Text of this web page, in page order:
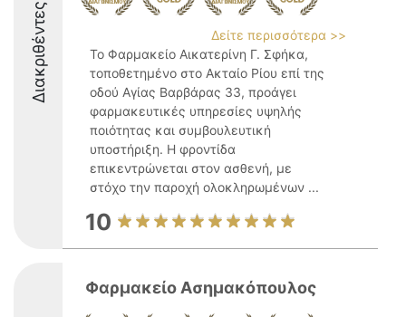
Διακριθέντες
Δείτε περισσότερα >>
Το Φαρμακείο Αικατερίνη Γ. Σφήκα,
τοποθετημένο στο Ακταίο Ρίου επί της
οδού Αγίας Βαρβάρας 33, προάγει
φαρμακευτικές υπηρεσίες υψηλής
ποιότητας και συμβουλευτική
υποστήριξη. Η φροντίδα
επικεντρώνεται στον ασθενή, με
στόχο την παροχή ολοκληρωμένων ...
10
Φαρμακείο Ασημακόπουλος